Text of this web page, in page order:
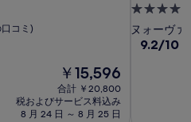
コミ)
現
在
の
料
￥15,596
合計 ￥20,800
税およびサービス料込み
8 月 24 日 ～ 8 月 25 日
4.0
つ
星
ヌォーヴァ
10
9.2/10